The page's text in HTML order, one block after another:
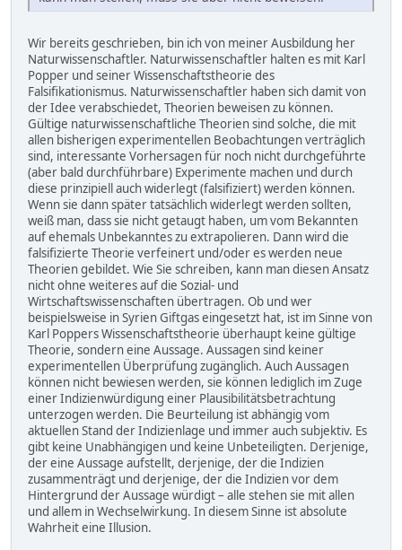
Wir bereits geschrieben, bin ich von meiner Ausbildung her
Naturwissenschaftler. Naturwissenschaftler halten es mit Karl
Popper und seiner Wissenschaftstheorie des
Falsifikationismus. Naturwissenschaftler haben sich damit von
der Idee verabschiedet, Theorien beweisen zu können.
Gültige naturwissenschaftliche Theorien sind solche, die mit
allen bisherigen experimentellen Beobachtungen verträglich
sind, interessante Vorhersagen für noch nicht durchgeführte
(aber bald durchführbare) Experimente machen und durch
diese prinzipiell auch widerlegt (falsifiziert) werden können.
Wenn sie dann später tatsächlich widerlegt werden sollten,
weiß man, dass sie nicht getaugt haben, um vom Bekannten
auf ehemals Unbekanntes zu extrapolieren. Dann wird die
falsifizierte Theorie verfeinert und/oder es werden neue
Theorien gebildet. Wie Sie schreiben, kann man diesen Ansatz
nicht ohne weiteres auf die Sozial- und
Wirtschaftswissenschaften übertragen. Ob und wer
beispielsweise in Syrien Giftgas eingesetzt hat, ist im Sinne von
Karl Poppers Wissenschaftstheorie überhaupt keine gültige
Theorie, sondern eine Aussage. Aussagen sind keiner
experimentellen Überprüfung zugänglich. Auch Aussagen
können nicht bewiesen werden, sie können lediglich im Zuge
einer Indizienwürdigung einer Plausibilitätsbetrachtung
unterzogen werden. Die Beurteilung ist abhängig vom
aktuellen Stand der Indizienlage und immer auch subjektiv. Es
gibt keine Unabhängigen und keine Unbeteiligten. Derjenige,
der eine Aussage aufstellt, derjenige, der die Indizien
zusammenträgt und derjenige, der die Indizien vor dem
Hintergrund der Aussage würdigt – alle stehen sie mit allen
und allem in Wechselwirkung. In diesem Sinne ist absolute
Wahrheit eine Illusion.